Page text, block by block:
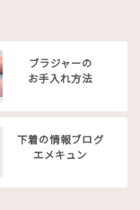
ブラジャーの
お手入れ方法
下着の情報ブログ
エメキュン